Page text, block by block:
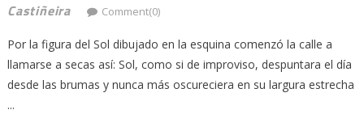
Castiñeira
Comment(0)
Por la figura del Sol dibujado en la esquina comenzó la calle a
llamarse a secas así: Sol, como si de improviso, despuntara el día
desde las brumas y nunca más oscureciera en su largura estrecha
...